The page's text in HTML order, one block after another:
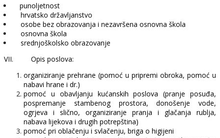
punoljetnost
hrvatsko državljanstvo
osobe bez obrazovanja i nezavršena osnovna škola
osnovna škola
srednjoškolsko obrazovanje
VII.
Opis poslova:
organiziranje prehrane (pomoć u pripremi obroka, pomoć u
nabavi hrane i dr.)
pomoć u obavljanju kućanskih poslova (pranje posuđa,
pospremanje stambenog prostora, donošenje vode,
ogrjeva i slično, organiziranje pranja i glačanja rublja,
nabava lijekova i drugih potrepština)
pomoć pri oblačenju i svlačenju, briga o higijeni